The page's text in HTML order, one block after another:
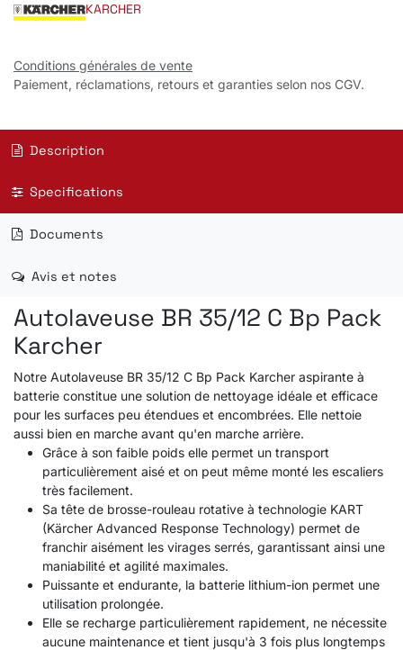
KARCHER
Conditions générales de vente
Paiement, réclamations, retours et garanties selon nos CGV.
Description
Specifications
Documents
Avis et notes
Autolaveuse BR 35/12 C Bp Pack
Karcher
Notre Autolaveuse BR 35/12 C Bp Pack Karcher aspirante à
batterie constitue une solution de nettoyage idéale et efficace
pour les surfaces peu étendues et encombrées. Elle nettoie
aussi bien en marche avant qu'en marche arrière.
Grâce à son faible poids elle permet un transport
particulièrement aisé et on peut même monté les escaliers
très facilement.
Sa tête de brosse-rouleau rotative à technologie KART
(Kärcher Advanced Response Technology) permet de
franchir aisément les virages serrés, garantissant ainsi une
maniabilité et agilité maximales.
Puissante et endurante, la batterie lithium-ion permet une
utilisation prolongée.
Elle se recharge particulièrement rapidement, ne nécessite
aucune maintenance et tient jusqu'à 3 fois plus longtemps